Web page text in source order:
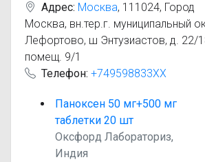
Адрес: Москва, 111024, Город
Москва, вн.тер.г. муниципальный
Лефортово, ш Энтузиастов, д. 22/
помещ. 9/1
Телефон: +749598833XX
Паноксен 50 мг+500 мг
таблетки 20 шт
Оксфорд Лабораториз,
Индия